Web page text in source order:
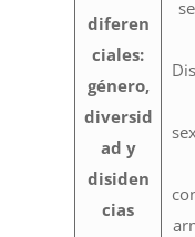
diferen
ciales:
género,
diversid
ad y
disiden
cias